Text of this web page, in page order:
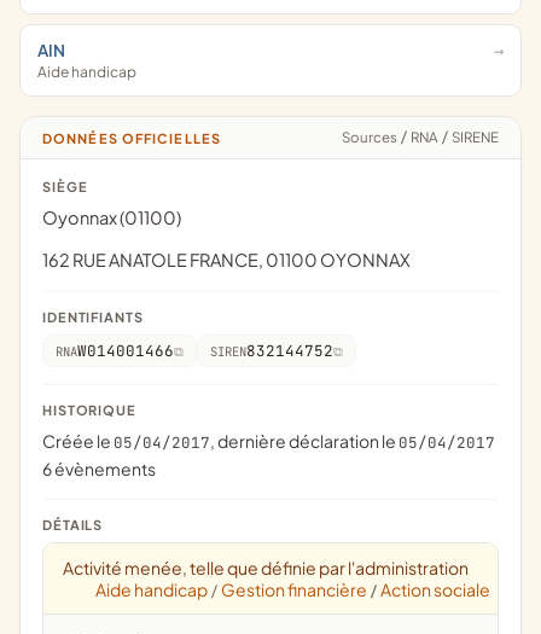
AIN
Aide handicap
DONNÉES OFFICIELLES Sources / RNA / SIRENE
SIÈGE
Oyonnax (01100)
162 RUE ANATOLE FRANCE, 01100 OYONNAX
IDENTIFIANTS
RNAW014001466 SIREN832144752
HISTORIQUE
Créée le 05/04/2017, dernière déclaration le 05/04/2017
6 évènements
DÉTAILS
Activité menée, telle que définie par l'administration
Aide handicap / Gestion financière / Action sociale